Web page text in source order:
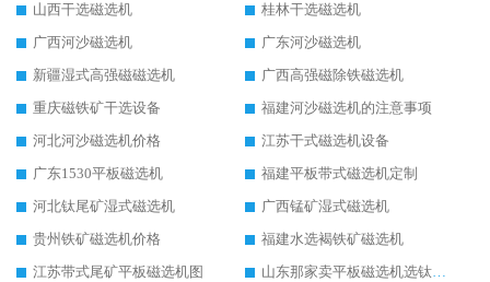
山西干选磁选机
桂林干选磁选机
广西河沙磁选机
广东河沙磁选机
新疆湿式高强磁磁选机
广西高强磁除铁磁选机
重庆磁铁矿干选设备
福建河沙磁选机的注意事项
河北河沙磁选机价格
江苏干式磁选机设备
广东1530平板磁选机
福建平板带式磁选机定制
河北钛尾矿湿式磁选机
广西锰矿湿式磁选机
贵州铁矿磁选机价格
福建水选褐铁矿磁选机
江苏带式尾矿平板磁选机图
山东那家卖平板磁选机选钛矿用